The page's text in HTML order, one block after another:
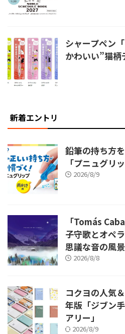
シャープペン
かわいい”猫柄
新着エントリ
鉛筆の持ち方
「プニュグリ
2026/8/9
「Tomás
子守歌とオペ
思議な音の風景
2026/8/8
コクヨの人気
年版「ジブン
アリー」
2026/8/9